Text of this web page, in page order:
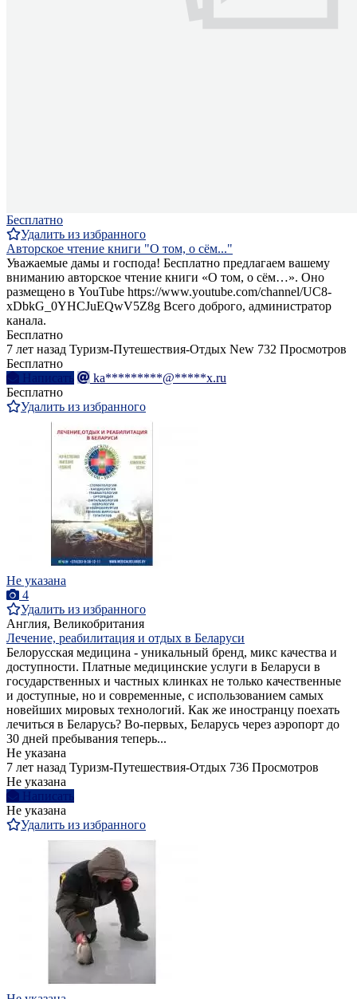
Бесплатно
Удалить из избранного
Авторское чтение книги "О том, о сём..."
Уважаемые дамы и господа! Бесплатно предлагаем вашему
вниманию авторское чтение книги «О том, о сём…». Оно
размещено в YouTube https://www.youtube.com/channel/UC8-
xDbkG_0YHCJuEQwV5Z8g Всего доброго, администратор
канала.
Бесплатно
7 лет назад Туризм-Путешествия-Отдых New 732 Просмотров
Бесплатно
Написать
ka*********@*****x.ru
Бесплатно
Удалить из избранного
Не указана
4
Удалить из избранного
Англия, Великобритания
Лечение, реабилитация и отдых в Беларуси
Белорусская медицина - уникальный бренд, микс качества и
доступности. Платные медицинские услуги в Беларуси в
государственных и частных клинках не только качественные
и доступные, но и современные, с использованием самых
новейших мировых технологий. Как же иностранцу поехать
лечиться в Беларусь? Во-первых, Беларусь через аэропорт до
30 дней пребывания теперь...
Не указана
7 лет назад Туризм-Путешествия-Отдых 736 Просмотров
Не указана
Написать
Не указана
Удалить из избранного